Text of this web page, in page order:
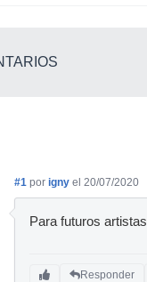
#1 por igny el 20/07/2020
Para futuros artistas
Responder